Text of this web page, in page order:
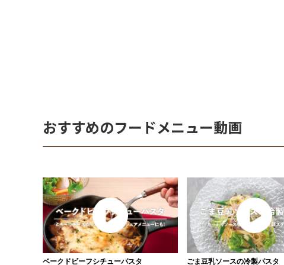
おすすめのフードメニュー動画
ベークドビーフシチューパスタ ごま豆乳ソースの冷製パスタ